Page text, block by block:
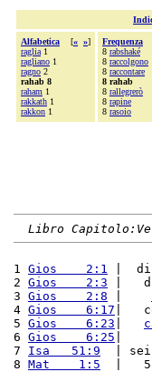
Alfabetica [« »]
raglia 1
ragliano 1
ragno 2
rahab 8
raham 1
rakkath 1
rakkon 1
Frequenza
8 rabshaké
8 raccolgono
8 raccontare
8 rahab
8 rallegrerò
8 rapine
8 rasoio
Libro
1 Gios    2:1 |  di
2 Gios    2:3 |
3 Gios    2:8
4 Gios    6:17 |
5 Gios    6:23
6 Gios    6:25 |
7 Isa   51:9
|
8 Mat    1:5
|